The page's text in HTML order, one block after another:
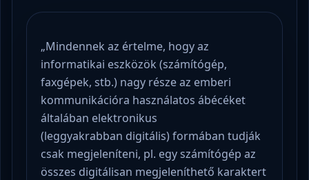
„Mindennek az értelme, hogy az
informatikai eszközök (számítógép,
faxgépek, stb.) nagy része az emberi
kommunikációra használatos ábécéket
általában elektronikus
(leggyakrabban digitális) formában tudják
csak megjeleníteni, pl. egy számítógép az
összes digitálisan megjeleníthető karaktert